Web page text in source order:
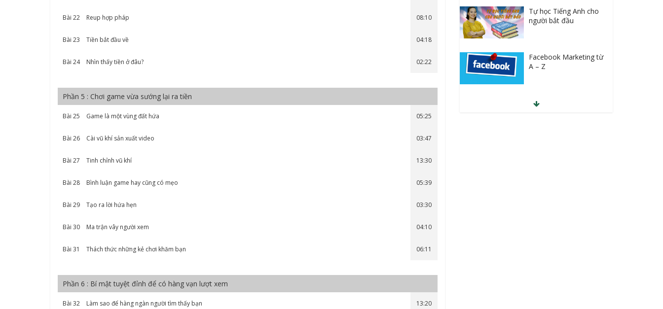
Bài 22 Reup hợp pháp 08:10
Bài 23 Tiền bắt đầu về 04:18
Bài 24 Nhìn thấy tiền ở đâu? 02:22
Phần 5 : Chơi game vừa sướng lại ra tiền
Bài 25 Game là một vùng đất hứa 05:25
Bài 26 Cài vũ khí sản xuất video 03:47
Bài 27 Tinh chỉnh vũ khí 13:30
Bài 28 Bình luận game hay cũng có mẹo 05:39
Bài 29 Tạo ra lời hứa hẹn 03:30
Bài 30 Ma trận vây người xem 04:10
Bài 31 Thách thức những kẻ chơi khăm bạn 06:11
Phần 6 : Bí mật tuyệt đỉnh để có hàng vạn lượt xem
Bài 32 Làm sao để hàng ngàn người tìm thấy bạn 13:20
Tự học Tiếng Anh cho
người bắt đầu
Facebook Marketing từ
A – Z